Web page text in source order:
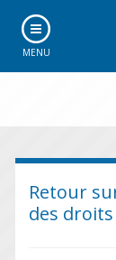
MENU
Retour
des